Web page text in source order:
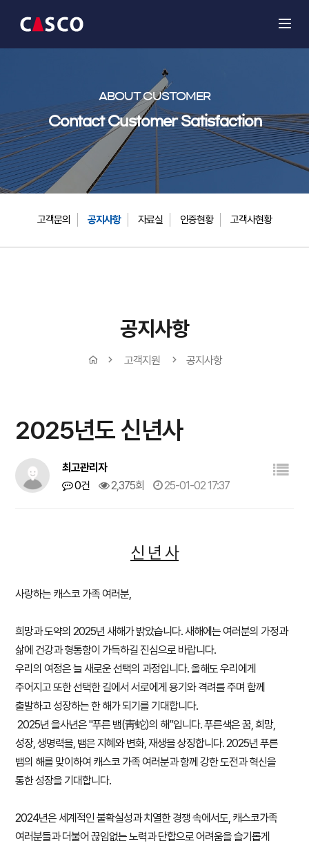
ABOUT CUSTOMER
Contact Customer Satisfaction
고객문의 공지사항 자료실 인증현황 고객사현황
공지사항
고객지원 공지사항
2025년도 신년사
최고관리자
0건
2,375회 25-01-02 17:37
신 년 사
사랑하는 캐스코 가족 여러분,
희망과 도약의 2025년 새해가 밝았습니다. 새해에는 여러분의 가정과
삶에 건강과 형통함이 가득하길 진심으로 바랍니다.
우리의 여정은 늘 새로운 선택의 과정입니다. 올해도 우리에게
주어지고 또한 선택한 길에서 서로에게 용기와 격려를 주며 함께
출발하고 성장하는 한 해가 되기를 기대합니다.
2025년 을사년은 "푸른 뱀(靑蛇)의 해”입니다. 푸른색은 꿈, 희망,
성장, 생명력을, 뱀은 지혜와 변화, 재생을 상징합니다. 2025년 푸른
뱀의 해를 맞이하여 캐스코 가족 여러분과 함께 강한 도전과 혁신을
통한 성장을 기대합니다.
2024년은 세계적인 불확실성과 치열한 경쟁 속에서도, 캐스코가족
여러분들과 더불어 끊임없는 노력과 단합으로 어려움을 슬기롭게